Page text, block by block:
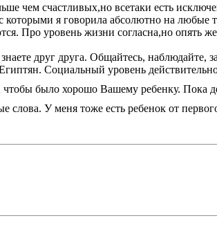
чем счастливых,но всетаки есть
я говорила абсолютно на любые
Про уровень жизни согласна,но опять
друг друга. Общайтесь,
Социальный уровень
чтобы было хорошо Вашему ребенку. Пока
У меня тоже есть ребенок от